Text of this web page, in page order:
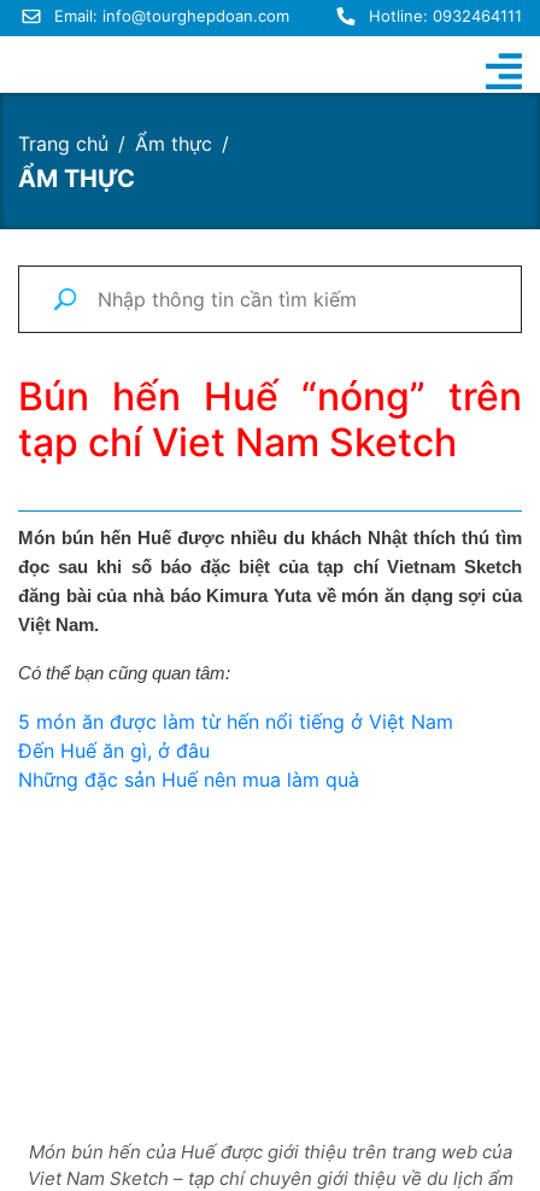
Email: info@tourghepdoan.com Hotline: 0932464111
Trang chủ Ẩm thực
ẨM THỰC
Bún hến Huế “nóng” trên
tạp chí Viet Nam Sketch
Món bún hến Huế được nhiều du khách Nhật thích thú tìm
đọc sau khi số báo đặc biệt của tạp chí Vietnam Sketch
đăng bài của nhà báo Kimura Yuta về món ăn dạng sợi của
Việt Nam.
Có thể bạn cũng quan tâm:
5 món ăn được làm từ hến nổi tiếng ở Việt Nam
Đến Huế ăn gì, ở đâu
Những đặc sản Huế nên mua làm quà
Món bún hến của Huế được giới thiệu trên trang web của
Viet Nam Sketch – tạp chí chuyên giới thiệu về du lịch ẩm